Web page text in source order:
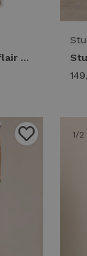
Helena Hart broek flair velvet 7559 Flared camel
1/2